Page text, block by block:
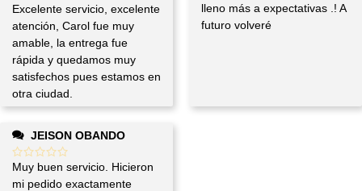
Excelente servicio, excelente
atención, Carol fue muy
amable, la entrega fue
rápida y quedamos muy
satisfechos pues estamos en
otra ciudad.
lleno más a expectativas .! A
futuro volveré
JEISON OBANDO
Muy buen servicio. Hicieron
mi pedido exactamente